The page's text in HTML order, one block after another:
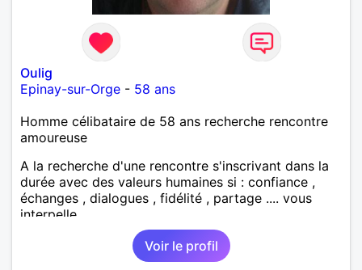
Oulig
Epinay-sur-Orge - 58 ans
Homme célibataire de 58 ans recherche rencontre
amoureuse
A la recherche d'une rencontre s'inscrivant dans la
durée avec des valeurs humaines si : confiance ,
échanges , dialogues , fidélité , partage .... vous
interpelle
Voir le profil